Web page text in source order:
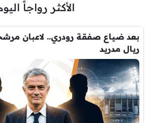
الأكثر رواجاً
بعد ضياع صفقة رودري.. لاعبان
ريال مدريد